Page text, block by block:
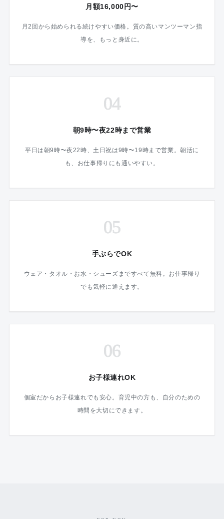
月額16,000円〜
月2回から始められる続けやすい価格。質の高いマンツーマン指
導を、もっと身近に。
04
朝9時〜夜22時まで営業
平日は朝9時〜夜22時、土日祝は9時〜19時まで営業。朝活に
も、お仕事帰りにも通いやすい。
05
手ぶらでOK
ウェア・タオル・お水・シューズまですべて無料。お仕事帰り
でも気軽に通えます。
06
お子様連れOK
個室だからお子様連れでも安心。育児中の方も、自分のための
時間を大切にできます。